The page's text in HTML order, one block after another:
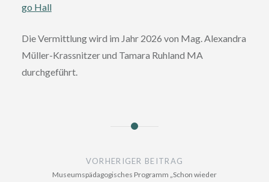
go Hall
Die Vermittlung wird im Jahr 2026 von Mag. Alexandra
Müller-Krassnitzer und Tamara Ruhland MA
durchgeführt.
VORHERIGER BEITRAG
Museumspädagogisches Programm „Schon wieder